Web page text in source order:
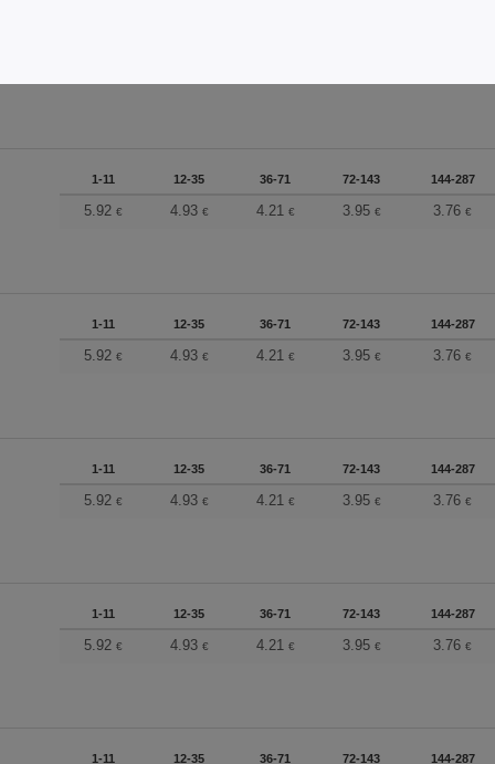
1-11 12-35 36-71 72-143 144-287
5.92 € 4.93 € 4.21 € 3.95 € 3.76€
1-11 12-35 36-71 72-143 144-287
5.92 € 4.93 € 4.21 € 3.95 € 3.76€
1-11 12-35 36-71 72-143 144-287
5.92 € 4.93 € 4.21 € 3.95 € 3.76€
1-11 12-35 36-71 72-143 144-287
5.92 € 4.93 € 4.21 € 3.95 € 3.76€
1-11 12-35 36-71 72-143 144-287